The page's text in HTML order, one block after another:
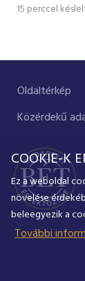
15 perccel
Oldaltérkép
Közérdekű
COOKIE-K
Ez a weboldal
növelése
beleegyezik a
További